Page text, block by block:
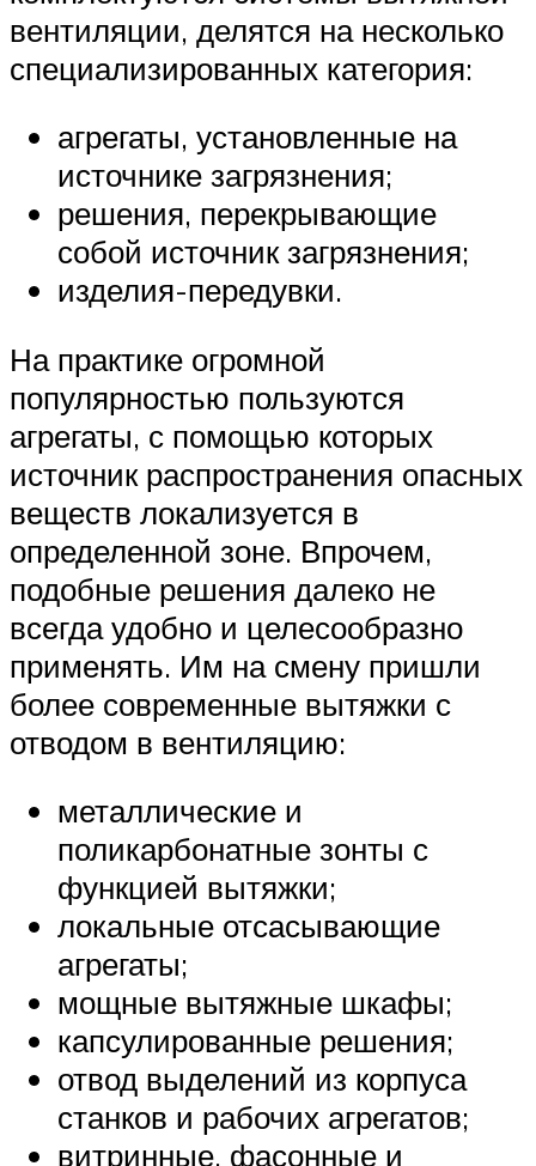
вентиляции, делятся на несколько
специализированных категория:
агрегаты, установленные на
источнике загрязнения;
решения, перекрывающие
собой источник загрязнения;
изделия-передувки.
На практике огромной
популярностью пользуются
агрегаты, с помощью которых
источник распространения опасных
веществ локализуется в
определенной зоне. Впрочем,
подобные решения далеко не
всегда удобно и целесообразно
применять. Им на смену пришли
более современные вытяжки с
отводом в вентиляцию:
металлические и
поликарбонатные зонты с
функцией вытяжки;
локальные отсасывающие
агрегаты;
мощные вытяжные шкафы;
капсулированные решения;
отвод выделений из корпуса
станков и рабочих агрегатов;
витринные, фасонные и